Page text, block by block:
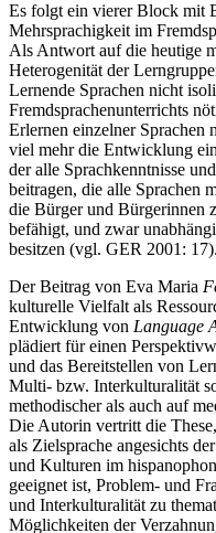
Es folgt ein vierer Block mit
Mehrsprachigkeit im
Als Antwort auf die heutige
Heterogenität der
Lernende Sprachen nicht
Fremdsprachenunterrichts
Erlernen einzelner Sprachen
viel mehr die Entwicklung
der alle Sprachkenntnisse
beitragen, die alle Sprachen
die Bürger und Bürgerinnen
befähigt, und zwar
besitzen (vgl. GER 2001: 17).
Der Beitrag von Eva Maria
kulturelle Vielfalt als
Entwicklung von Language
plädiert für einen
und das Bereitstellen von
Multi- bzw. Interkulturalität
methodischer als auch auf
Die Autorin vertritt die
als Zielsprache angesichts
und Kulturen im
geeignet ist, Problem- und
und Interkulturalität zu
Möglichkeiten der